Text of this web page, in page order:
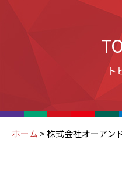
ト
ホーム >株式会社オーアン